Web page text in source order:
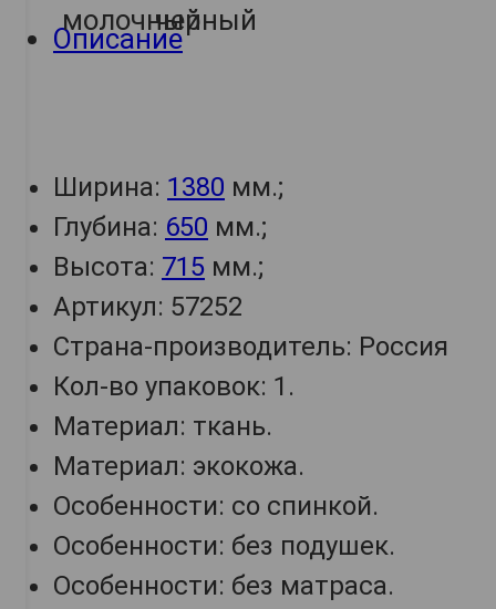
Описание
Ширина: 1380 мм.;
Глубина: 650 мм.;
Высота: 715 мм.;
Артикул: 57252
Страна-производитель: Россия
Кол-во упаковок: 1.
Материал: ткань.
Материал: экокожа.
Особенности: со спинкой.
Особенности: без подушек.
Особенности: без матраса.